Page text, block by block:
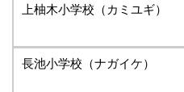
上柚木小学校（カミユギ）
長池小学校（ナガイケ）